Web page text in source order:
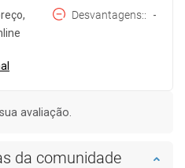
Desvantagens: -
avaliação.
da comunidade